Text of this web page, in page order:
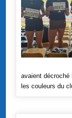
avaient décroché
les couleurs du